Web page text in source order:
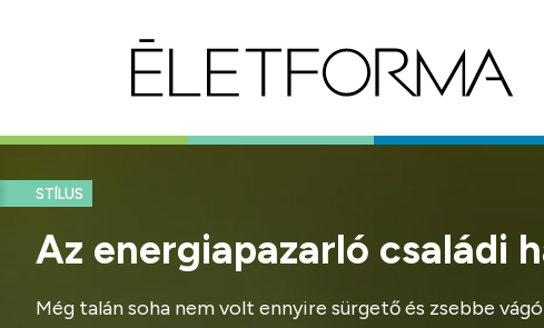
STÍLUS
Az energiapazarló családi
Még talán soha nem volt ennyire sürgető és zsebbe